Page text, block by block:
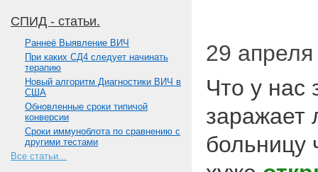
СПИД - статьи.
Paннеё Выявление ВИЧ
При каких СД4 следует начинать
терапию
Новый алгоритм Диагностики ВИЧ в
США
Обновленные сроки типичой
конверсии
Сроки иммуноблота по сравнению с
другими тестами
Все статьи...
29
Что у нас
заражает
больницу